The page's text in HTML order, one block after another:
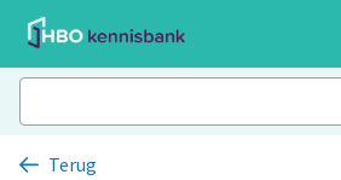
Terug